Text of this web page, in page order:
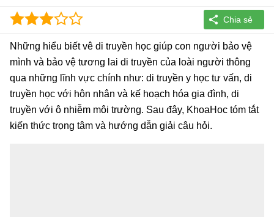
Những hiểu biết vê di truyền học giúp con người bảo vệ
mình và bảo vệ tương lai di truyền của loài người thông
qua những lĩnh vực chính như: di truyền y học tư vấn, di
truyền học với hôn nhân và kế hoạch hóa gia đình, di
truyền với ô nhiễm môi trường. Sau đây, KhoaHoc tóm tắt
kiến thức trọng tâm và hướng dẫn giải câu hỏi.